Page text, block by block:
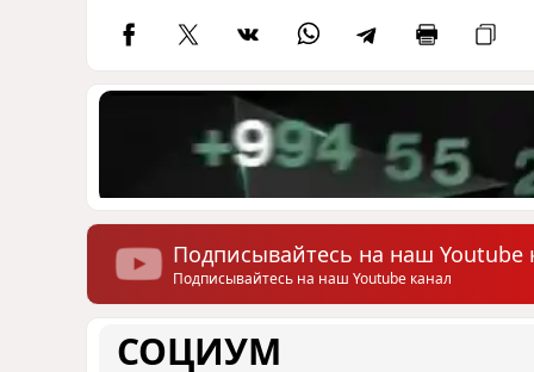
Подписывайтесь на наш Youtube
Подписывайтесь на наш Youtube канал
СОЦИУМ